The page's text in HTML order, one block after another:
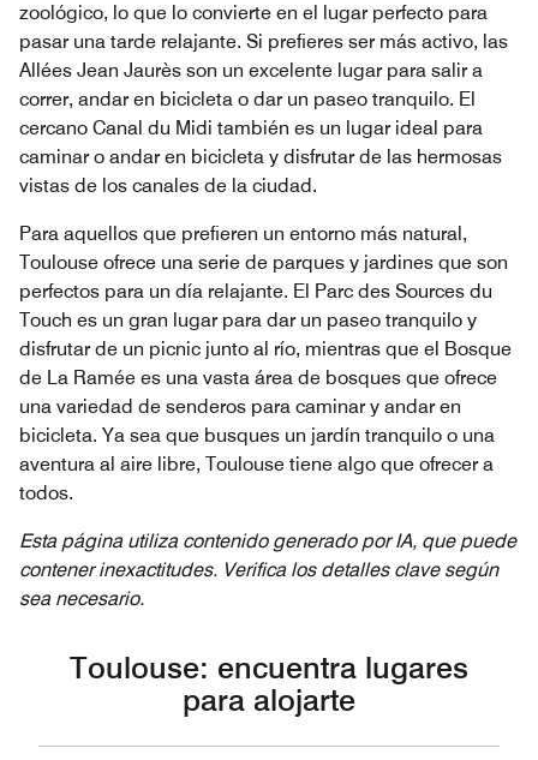
zoológico, lo que lo convierte en el lugar perfecto para
pasar una tarde relajante. Si prefieres ser más activo, las
Allées Jean Jaurès son un excelente lugar para salir a
correr, andar en bicicleta o dar un paseo tranquilo. El
cercano Canal du Midi también es un lugar ideal para
caminar o andar en bicicleta y disfrutar de las hermosas
vistas de los canales de la ciudad.
Para aquellos que prefieren un entorno más natural,
Toulouse ofrece una serie de parques y jardines que son
perfectos para un día relajante. El Parc des Sources du
Touch es un gran lugar para dar un paseo tranquilo y
disfrutar de un picnic junto al río, mientras que el Bosque
de La Ramée es una vasta área de bosques que ofrece
una variedad de senderos para caminar y andar en
bicicleta. Ya sea que busques un jardín tranquilo o una
aventura al aire libre, Toulouse tiene algo que ofrecer a
todos.
Esta página utiliza contenido generado por IA, que puede
contener inexactitudes. Verifica los detalles clave según
sea necesario.
Toulouse: encuentra lugares
para alojarte